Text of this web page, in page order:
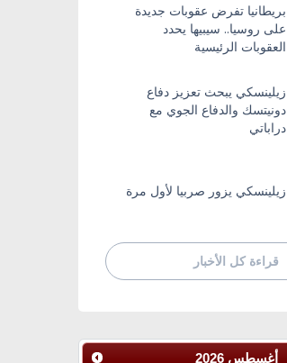
بريطانيا تفرض عقوبات جديدة
على روسيا.. سيبيها يحدد
العقوبات الرئيسية
زيلينسكي يبحث تعزيز دفاع
دونيتسك والدفاع الجوي مع
دراباتي
زيلينسكي يزور صربيا لأول مرة
قراءة كل الأخبار
أغسطس 2026